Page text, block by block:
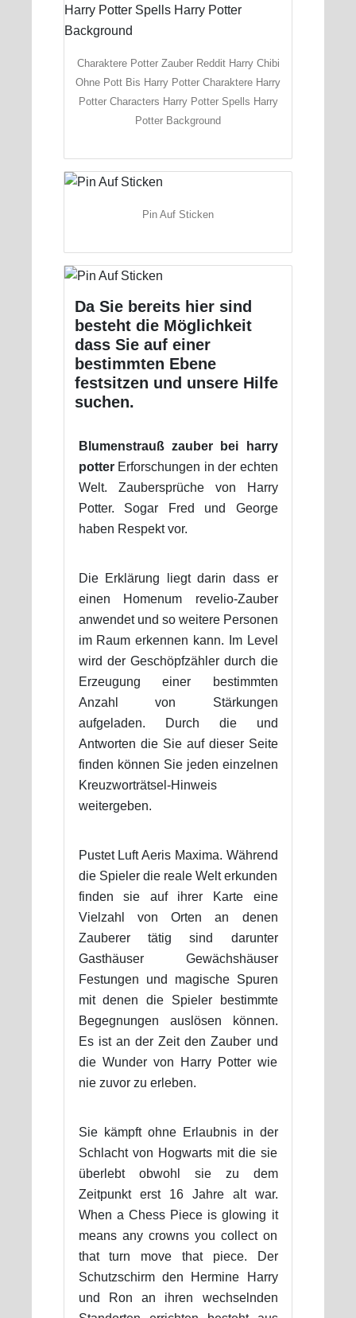
Charaktere Potter Zauber Reddit Harry Chibi
Ohne Pott Bis Harry Potter Charaktere Harry
Potter Characters Harry Potter Spells Harry
Potter Background
Pin Auf Sticken
Da Sie bereits hier sind
besteht die Möglichkeit
dass Sie auf einer
bestimmten Ebene
festsitzen und unsere Hilfe
suchen.
Blumenstrauß zauber bei harry
potterErforschungen in der echten
Welt. Zaubersprüche von Harry
Potter. Sogar Fred und George
haben Respekt vor.
Die Erklärung liegt darin dass er
einen Homenum revelio-Zauber
anwendet und so weitere Personen
im Raum erkennen kann. Im Level
wird der Geschöpfzähler durch die
Erzeugung einer bestimmten
Anzahl von Stärkungen
aufgeladen. Durch die und
Antworten die Sie auf dieser Seite
finden können Sie jeden einzelnen
Kreuzworträtsel-Hinweis
weitergeben.
Pustet Luft Aeris Maxima. Während
die Spieler die reale Welt erkunden
finden sie auf ihrer Karte eine
Vielzahl von Orten an denen
Zauberer tätig sind darunter
Gasthäuser Gewächshäuser
Festungen und magische Spuren
mit denen die Spieler bestimmte
Begegnungen auslösen können.
Es ist an der Zeit den Zauber und
die Wunder von Harry Potter wie
nie zuvor zu erleben.
Sie kämpft ohne Erlaubnis in der
Schlacht von Hogwarts mit die sie
überlebt obwohl sie zu dem
Zeitpunkt erst 16 Jahre alt war.
When a Chess Piece is glowing it
means any crowns you collect on
that turn move that piece. Der
Schutzschirm den Hermine Harry
und Ron an ihren wechselnden